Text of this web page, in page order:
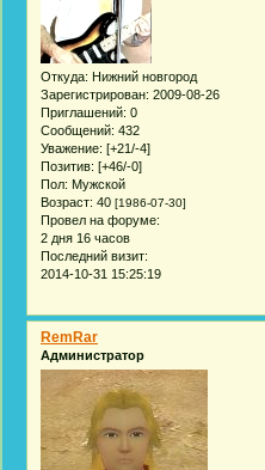
Откуда: Нижний новгород
Зарегистрирован: 2009-08-26
Приглашений: 0
Сообщений: 432
Уважение: [+21/-4]
Позитив: [+46/-0]
Пол: Мужской
Возраст: 40 [1986-07-30]
Провел на форуме:
2 дня 16 часов
Последний визит:
2014-10-31 15:25:19
RemRar
Администратор